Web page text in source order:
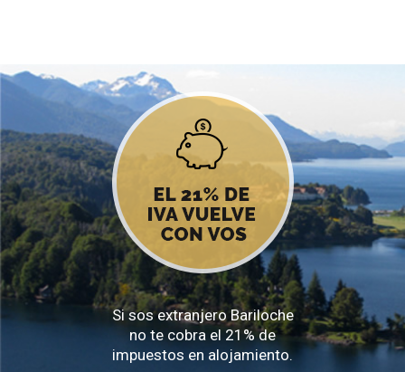
Si sos extranjero Bariloche
no te cobra el 21% de
impuestos en alojamiento.